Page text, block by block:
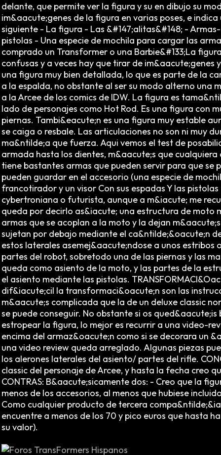
delante, que permite ver la figura y su en dibujo su
im&aacute;genes de la figura en varias poses, e
siguiente - La figura - Las &#147;alitas&#148; -
pistolas - Una especie de mochila para cargar las
comprado un Transformer o una Barbie&#133;La
confusas y a veces hay que tirar de
una figura muy bien detallada, lo que es parte de la
a la espalda, no obstante al ser su modo alterno una
a la Arcee de los comics de IDW. La figura es
lado de personajes como Hot Rod. Es una figura con
piernas. Tambi&eacute;n es una figura muy estable
se caiga o resbale. Las articulaciones no son ni muy
ma&ntilde;a que fuerza. Aqui vemos el test de
armada hasta los dientes, m&aacute;s que cualquiera
tiene bastantes armas que pueden servir para que
pueden guardar en el accesorio (una especie de
francotirador y un visor Con sus espadas Y las
cybertroniana o futurista, aunque a m&iacute; me
queda por decirlo as&iacute; una estructura de moto
armas que se acoplan a la moto y la dejan
sujetan por debajo mediante el ca&ntilde;&oacute;n
estos laterales asemej&aacute;ndose a unos
partes del robot, sobretodo una de las piernas y las
queda como asiento de la moto, y las partes de la
el asiento mediante las pistolas.
dif&iacute;cil la transformaci&oacute;n son las
m&aacute;s complicada que la de un deluxe classic
se puede conseguir. No obstante si os
estropear la figura, lo mejor es recurrir a una video-
encima del armaz&oacute;n como si se decorara un
una video review queda arreglado. Algunas piezas
los alerones laterales del asiento/ partes del rifle.
classic del personaje de Arcee, y hasta la fecha creo
CONTRAS: B&aacute;sicamente dos: - Creo que la
menos de los accesorios, al menos que hubiese
Como cualquier producto de tercera
encuentre a menos de los 70 y pico euros que hasta
su valor).